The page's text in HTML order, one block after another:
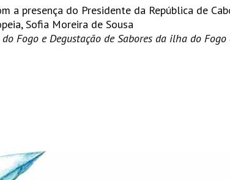
a presença do Presidente da República de
Sofia Moreira de Sousa
Fogo e Degustação de Sabores da ilha do Fogo